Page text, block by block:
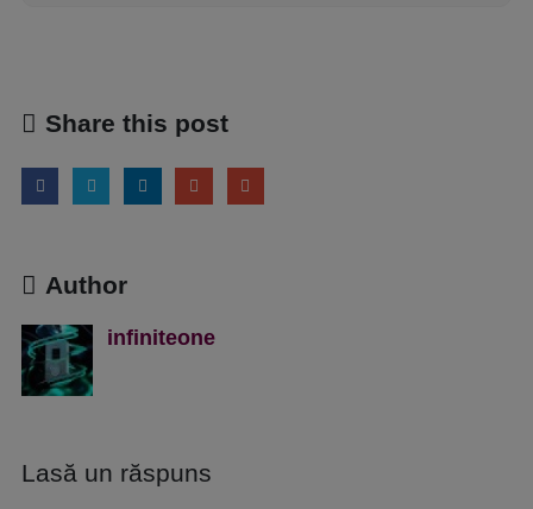
Share this post
Author
infiniteone
Lasă un răspuns